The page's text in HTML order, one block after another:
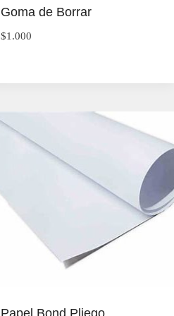
Goma de Borrar
$1.000